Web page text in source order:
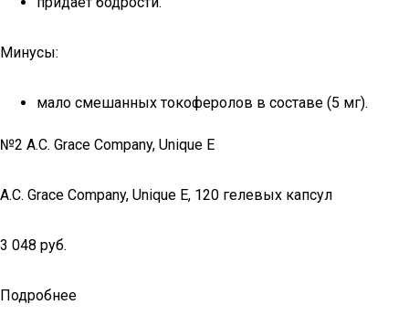
Минусы:
мало смешанных токоферолов в составе (5 мг).
№2 A.C. Grace Company, Unique E
A.C. Grace Company, Unique E, 120 гелевых капсул
3 048 руб.
Подробнее